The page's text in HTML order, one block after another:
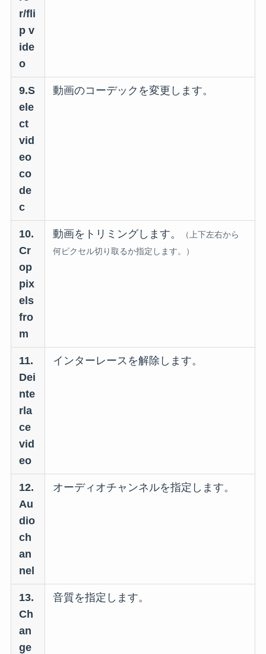
r/fli
p v
ide
o
9.S
ele
ct
vid
eo
co
de
c
動画のコーデックを変更します。
10.
Cr
op
pix
els
fro
m
動画をトリミングします。
（上下左右から
何ピクセル切り取るか指定します。）
11.
Dei
nte
rla
ce
vid
eo
インターレースを解除します。
12.
Au
dio
ch
an
nel
オーディオチャンネルを指定します。
13.
Ch
an
ge
音質を指定します。